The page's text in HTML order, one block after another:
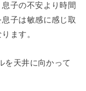
子の不安より時間
子は敏感に感じ取
ます。
を天井に向かって